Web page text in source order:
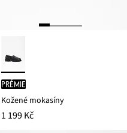
PRÉMIE
Kožené mokasíny
1 199 Kč